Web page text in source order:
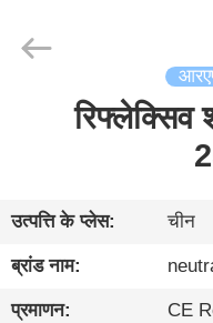
हमारे
बारे
रिफ्लेक्सिव
उत्पत्ति के प्लेस: चीन
ब्रांड नाम:
प्रमाणन: CE